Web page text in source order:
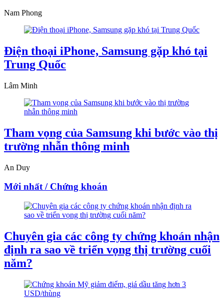
Nam Phong
Điện thoại iPhone, Samsung gặp khó tại
Trung Quốc
Lâm Minh
Tham vọng của Samsung khi bước vào thị
trường nhẫn thông minh
An Duy
Mới nhất / Chứng khoán
Chuyên gia các công ty chứng khoán nhận
định ra sao về triển vọng thị trường cuối
năm?